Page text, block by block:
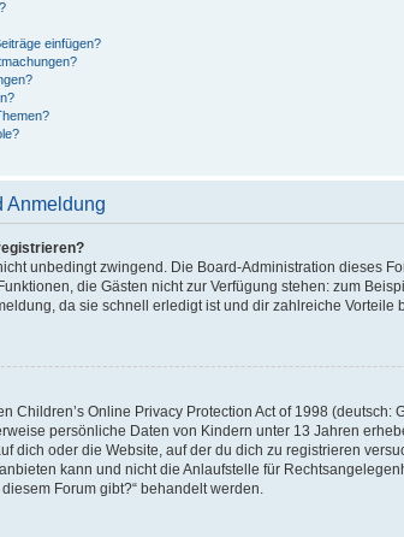
einfügen?
Anmeldung
unbedingt zwingend. Die Board-Administration dieses
die Gästen nicht zur Verfügung stehen: zum
da sie schnell erledigt ist und dir zahlreiche Vorteile
Children’s Online Privacy Protection Act of 1998
persönliche Daten von Kindern unter 13 Jahren
dich oder die Website, auf der du dich zu registrieren
kann und nicht die Anlaufstelle für
Forum gibt?“ behandelt werden.